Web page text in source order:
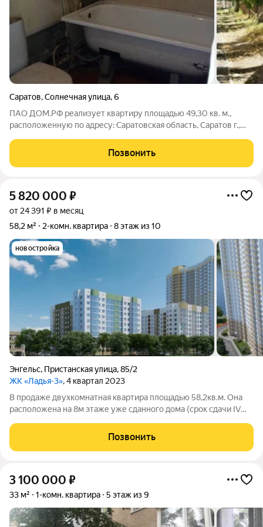
Саратов,Солнечная улица,6
ПАО ДОМ.РФ реализует квартиру площадью 49,30 кв. м.,
расположенную по адресу: Саратовская область, Саратов г.,
(юридическое лицо). Кадастровый номер объекта
недвижимости: 64:48:020355:1812
Позвонить
5 820 000 ₽
от 24 391 ₽ в месяц
58,2 м²
2-комн. квартира 8 этаж из 10
новостройка
Энгельс, Пристанская улица,85/2
ЖК «Ладья-3», 4 квартал 2023
В продаже двухкомнатная квартира площадью 58,2кв.м. Она
расположена на 8м этаже уже сданного дома (срок сдачи IV
«Ладья». Это двухсекционный 25этажный дом, возведённый
по монолитнокирпичной
Позвонить
3 100 000 ₽
33 м² 1-комн. квартира 5 этаж из 9